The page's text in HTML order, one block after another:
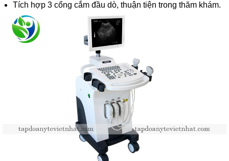
Tích hợp 3 cổng cắm đầu dò, thuận tiện trong thăm khám.